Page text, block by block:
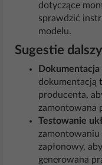
dotyczące
sprawdzić
modelu.
Sugestie
dokumentacją
producenta,
zamontowana
Testowanie
zamontowaniu
zapłonowy,
generowana